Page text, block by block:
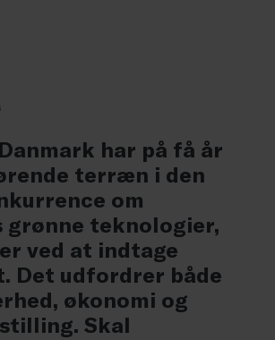
har på få år
terræn i den
om
grønne teknologier,
ved at indtage
Det udfordrer både
økonomi og
Skal